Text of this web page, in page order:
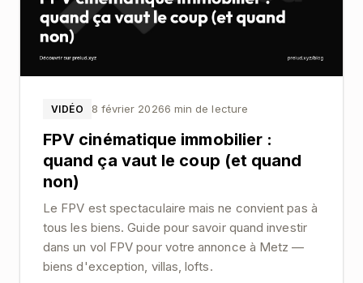
VIDÉO 8 février 20266 min de lecture
FPV cinématique immobilier :
quand ça vaut le coup (et quand
non)
Le FPV est spectaculaire mais ne convient pas à
tous les biens. Guide pour savoir quand investir
dans un vol FPV pour votre annonce à Metz —
biens d'exception, villas, lofts.